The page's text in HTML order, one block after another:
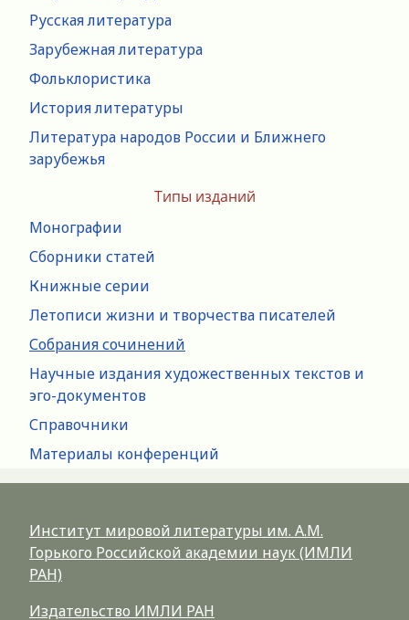
Русская литература
Зарубежная литература
Фольклористика
История литературы
Литература народов России и Ближнего
зарубежья
Типы изданий
Монографии
Сборники статей
Книжные серии
Летописи жизни и творчества писателей
Собрания сочинений
Научные издания художественных текстов и
эго-документов
Справочники
Материалы конференций
Институт мировой литературы им. А.М.
Горького Российской академии наук (ИМЛИ
РАН)
Издательство ИМЛИ РАН